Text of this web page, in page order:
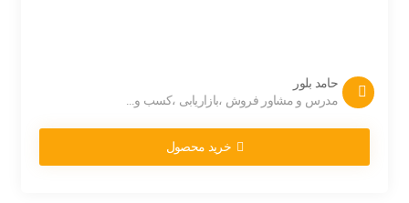
حامد بلور
مدرس و مشاور فروش ،بازاریابی ،کسب و...
خرید محصول